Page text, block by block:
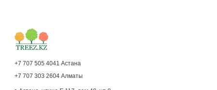
+7 707 505 4041 Астана
+7 707 303 2604 Алматы